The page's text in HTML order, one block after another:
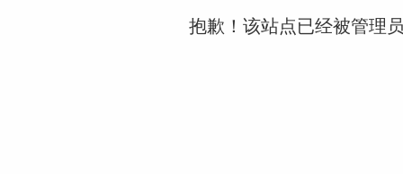
抱歉！该站点已经被管理